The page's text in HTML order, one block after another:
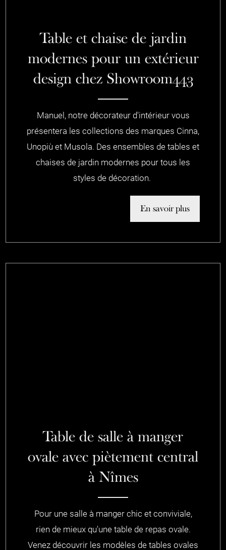
Table et chaise de jardin
modernes pour un extérieur
design chez Showroom443
Manuel, notre décorateur d'intérieur vous
présentera les collections des marques Cinna,
Unopiù et Musola. Des ensembles de tables et
chaises de jardin modernes pour tous les
styles de décoration.
En savoir plus
Table de salle à manger
ovale avec piètement central
à Nîmes
Pour une salle à manger chic et conviviale,
rien de mieux qu'une table de repas ovale.
Venez découvrir les modèles de tables ovales